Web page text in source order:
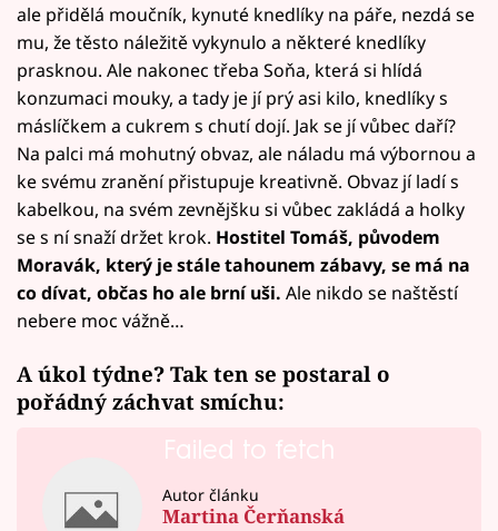
ale přidělá moučník, kynuté knedlíky na páře, nezdá se
mu, že těsto náležitě vykynulo a některé knedlíky
prasknou. Ale nakonec třeba Soňa, která si hlídá
konzumaci mouky, a tady je jí prý asi kilo, knedlíky s
máslíčkem a cukrem s chutí dojí. Jak se jí vůbec daří?
Na palci má mohutný obvaz, ale náladu má výbornou a
ke svému zranění přistupuje kreativně. Obvaz jí ladí s
kabelkou, na svém zevnějšku si vůbec zakládá a holky
se s ní snaží držet krok. Hostitel Tomáš, původem
Moravák, který je stále tahounem zábavy, se má na
co dívat, občas ho ale brní uši. Ale nikdo se naštěstí
nebere moc vážně…
A úkol týdne? Tak ten se postaral o
pořádný záchvat smíchu:
Failed to fetch
Autor článku
Martina Čerňanská